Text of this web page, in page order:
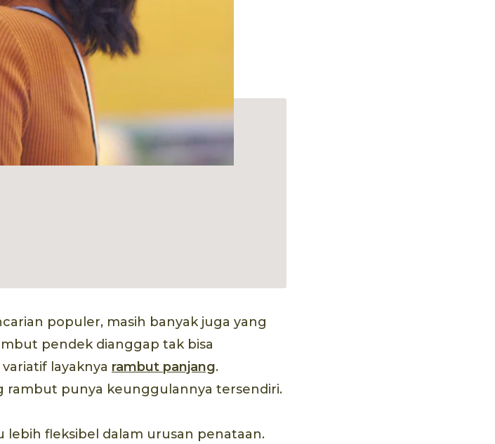
populer, masih banyak juga yang
pendek dianggap tak bisa
layaknya rambut panjang.
rambut punya keunggulannya tersendiri.
lebih fleksibel dalam urusan penataan.